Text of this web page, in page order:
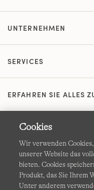
UNTERNEHMEN
SERVICES
ERFAHREN SIE ALLES
Cookies
Wir verwenden
unserer Website das
bieten. Cookies
Produkt, das Sie Ihrem
Unter anderem